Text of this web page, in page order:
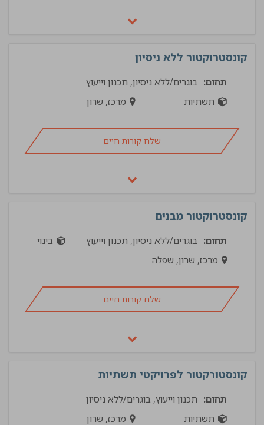
קונסטרוקטור ללא ניסיון
תחום: בוגרים/ללא ניסיון, תכנון וייעוץ
תשתיות
מרכז, שרון
שלח קורות חיים
קונסטרוקטור מבנים
תחום: בוגרים/ללא ניסיון, תכנון וייעוץ
בינוי
מרכז, שרון, שפלה
שלח קורות חיים
קונסטורקטור לפרויקטי תשתיות
תחום: תכנון וייעוץ, בוגרים/ללא ניסיון
תשתיות
מרכז, שרון